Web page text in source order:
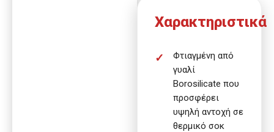
Χαρακτηριστικά
Φτιαγμένη από
γυαλί
Borosilicate που
προσφέρει
υψηλή αντοχή σε
θερμικό σοκ